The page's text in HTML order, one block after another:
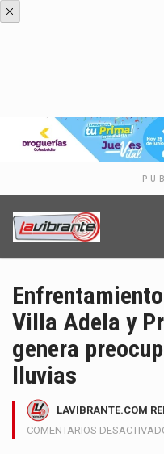
Villa Adela y
genera
lluvias
LAVIBRANTE.COM
COMENTARIOS